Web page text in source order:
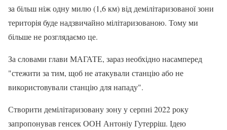
за більш ніж одну милю (1,6 км) від демілітаризованої зони
територія буде надзвичайно мілітаризованою. Тому ми
більше не розглядаємо це.
За словами глави МАГАТЕ, зараз необхідно насамперед
"стежити за тим, щоб не атакували станцію або не
використовували станцію для нападу".
Створити демілітаризовану зону у серпні 2022 року
запропонував генсек ООН Антоніу Гутерріш. Ідею